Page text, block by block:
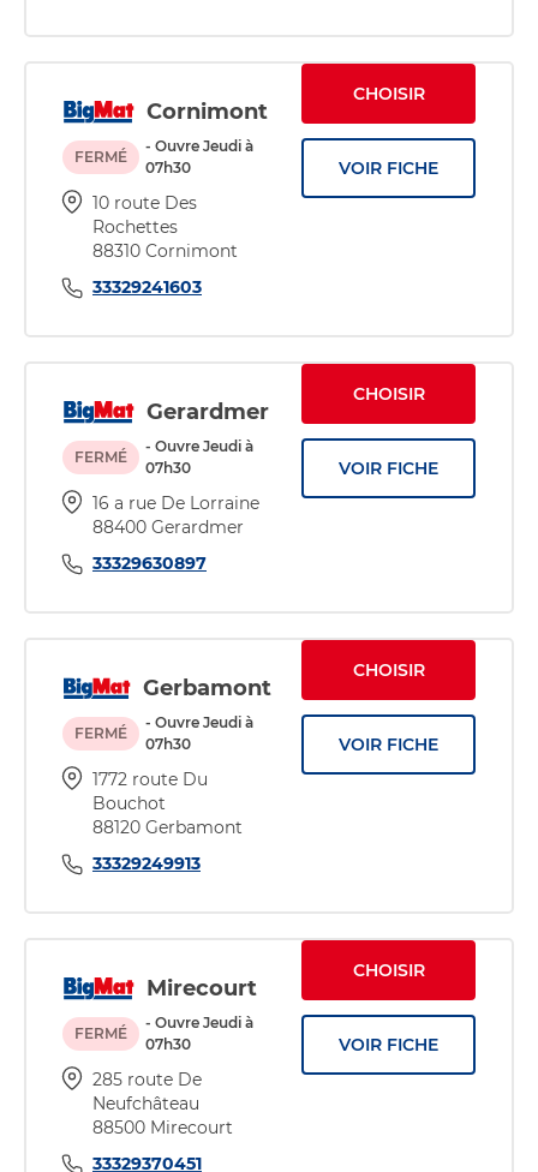
Cornimont
FERMÉ
- Ouvre Jeudi à
07h30
10 route Des
Rochettes
88310 Cornimont
33329241603
CHOISIR
VOIR FICHE
Gerardmer
FERMÉ
- Ouvre Jeudi à
07h30
16 a rue De Lorraine
88400 Gerardmer
33329630897
CHOISIR
VOIR FICHE
Gerbamont
FERMÉ
- Ouvre Jeudi à
07h30
1772 route Du
Bouchot
88120 Gerbamont
33329249913
CHOISIR
VOIR FICHE
Mirecourt
FERMÉ
- Ouvre Jeudi à
07h30
285 route De
Neufchâteau
88500 Mirecourt
33329370451
CHOISIR
VOIR FICHE